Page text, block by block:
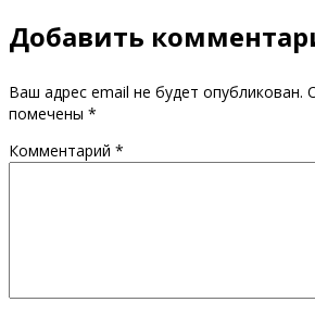
Добавить
Ваш адрес email не будет опубликован.
помечены *
Комментарий *